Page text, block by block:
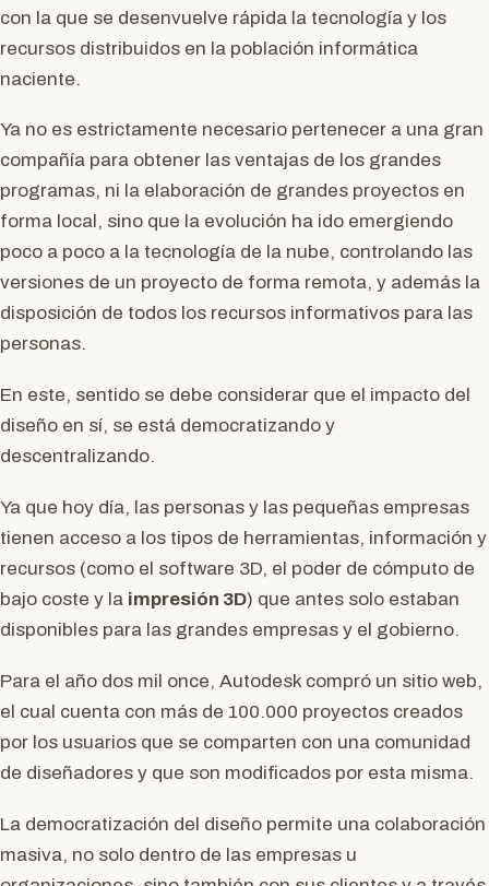
con la que se desenvuelve rápida la tecnología y los
recursos distribuidos en la población informática
naciente.
Ya no es estrictamente necesario pertenecer a una gran
compañía para obtener las ventajas de los grandes
programas, ni la elaboración de grandes proyectos en
forma local, sino que la evolución ha ido emergiendo
poco a poco a la tecnología de la nube, controlando las
versiones de un proyecto de forma remota, y además la
disposición de todos los recursos informativos para las
personas.
En este, sentido se debe considerar que el impacto del
diseño en sí, se está democratizando y
descentralizando.
Ya que hoy día, las personas y las pequeñas empresas
tienen acceso a los tipos de herramientas, información y
recursos (como el software 3D, el poder de cómputo de
bajo coste y la impresión 3D) que antes solo estaban
disponibles para las grandes empresas y el gobierno.
Para el año dos mil once, Autodesk compró un sitio web,
el cual cuenta con más de 100.000 proyectos creados
por los usuarios que se comparten con una comunidad
de diseñadores y que son modificados por esta misma.
La democratización del diseño permite una colaboración
masiva, no solo dentro de las empresas u